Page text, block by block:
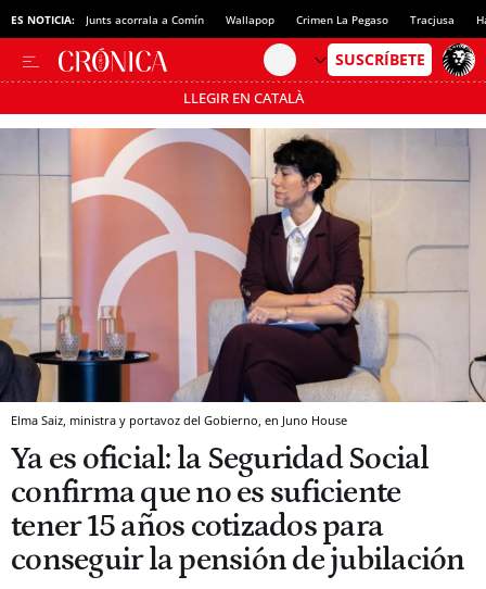
ES NOTICIA: Junts acorrala a Comín Wallapop Crimen La Pegaso Tracjusa
LLEGIR EN CATALÀ
Pásate al MODO AHORRO
Elma Saiz, ministra y portavoz del Gobierno, en Juno House
Ya es oficial: la Seguridad Social
confirma que no es suficiente
tener 15 años cotizados para
conseguir la pensión de jubilación